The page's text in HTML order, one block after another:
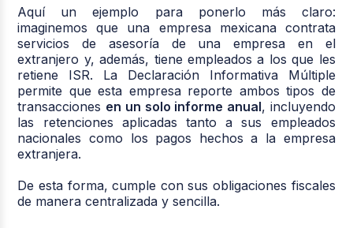
Aquí un ejemplo para ponerlo más claro:
imaginemos que una empresa mexicana contrata
servicios de asesoría de una empresa en el
extranjero y, además, tiene empleados a los que les
retiene ISR. La Declaración Informativa Múltiple
permite que esta empresa reporte ambos tipos de
transacciones en un solo informe anual, incluyendo
las retenciones aplicadas tanto a sus empleados
nacionales como los pagos hechos a la empresa
extranjera.
De esta forma, cumple con sus obligaciones fiscales
de manera centralizada y sencilla.